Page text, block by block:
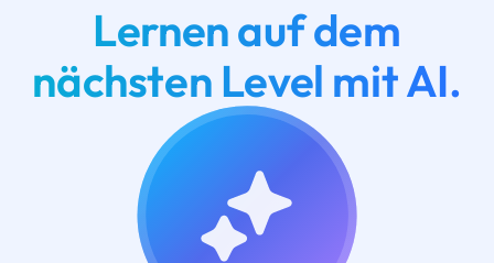
Lernen auf dem
nächsten Level mit AI.